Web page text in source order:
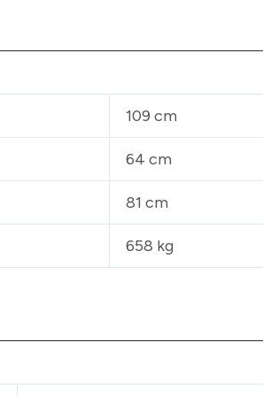
109 cm
64 cm
81 cm
658 kg